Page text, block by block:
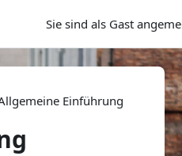
Sie sind als Gast
Einführung